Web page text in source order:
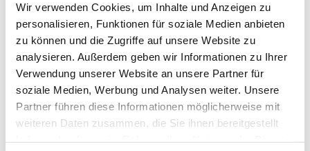
Wir verwenden Cookies, um Inhalte und Anzeigen zu
personalisieren, Funktionen für soziale Medien anbieten
zu können und die Zugriffe auf unsere Website zu
analysieren. Außerdem geben wir Informationen zu Ihrer
Verwendung unserer Website an unsere Partner für
soziale Medien, Werbung und Analysen weiter. Unsere
Partner führen diese Informationen möglicherweise mit
weiteren Daten zusammen, die Sie ihnen bereitgestellt